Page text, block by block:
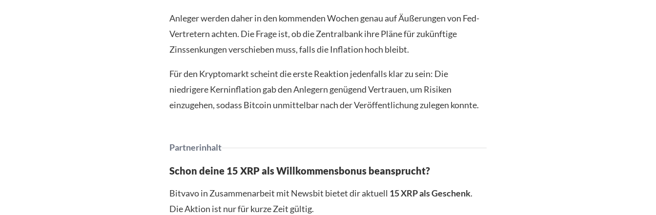
Anleger werden daher in den kommenden Wochen genau auf Äußerungen von Fed-
Vertretern achten. Die Frage ist, ob die Zentralbank ihre Pläne für zukünftige
Zinssenkungen verschieben muss, falls die Inflation hoch bleibt.
Für den Kryptomarkt scheint die erste Reaktion jedenfalls klar zu sein: Die
niedrigere Kerninflation gab den Anlegern genügend Vertrauen, um Risiken
einzugehen, sodass Bitcoin unmittelbar nach der Veröffentlichung zulegen konnte.
Partnerinhalt
Schon deine 15 XRP als Willkommensbonus beansprucht?
Bitvavo in Zusammenarbeit mit Newsbit bietet dir aktuell 15 XRP als Geschenk.
Die Aktion ist nur für kurze Zeit gültig.